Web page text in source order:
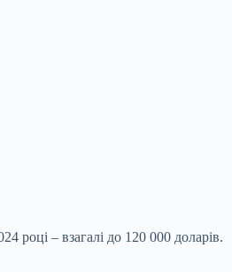
році – взагалі до 120 000 доларів.